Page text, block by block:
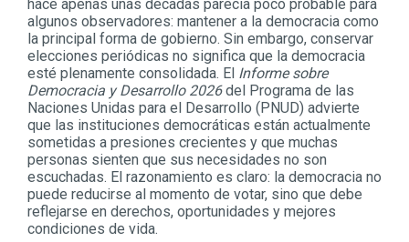
hace apenas unas décadas parecía poco probable para
algunos observadores: mantener a la democracia como
la principal forma de gobierno. Sin embargo, conservar
elecciones periódicas no significa que la democracia
esté plenamente consolidada. El Informe sobre
Democracia y Desarrollo 2026del Programa de las
Naciones Unidas para el Desarrollo (PNUD) advierte
que las instituciones democráticas están actualmente
sometidas a presiones crecientes y que muchas
personas sienten que sus necesidades no son
escuchadas. El razonamiento es claro: la democracia no
puede reducirse al momento de votar, sino que debe
reflejarse en derechos, oportunidades y mejores
condiciones de vida.